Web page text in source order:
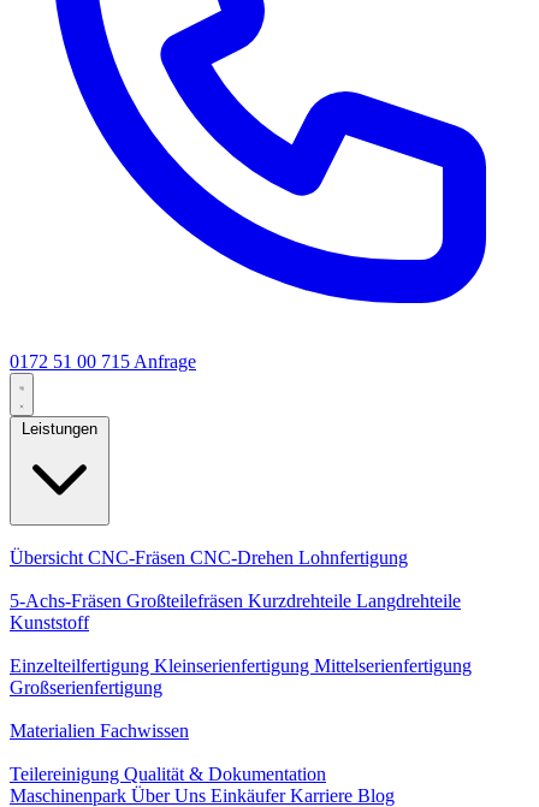
0172 51 00 715 Anfrage
Leistungen
Übersicht CNC-Fräsen CNC-Drehen Lohnfertigung
5-Achs-Fräsen Großteilefräsen Kurzdrehteile Langdrehteile
Kunststoff
Einzelteilfertigung Kleinserienfertigung Mittelserienfertigung
Großserienfertigung
Materialien Fachwissen
Teilereinigung Qualität & Dokumentation
Maschinenpark Über Uns EinkäuferKarriere Blog